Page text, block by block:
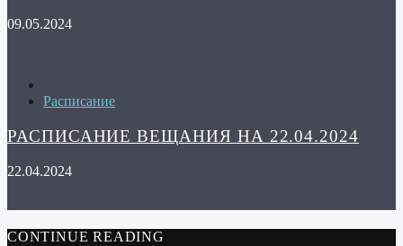
09.05.2024
Расписание
РАСПИСАНИЕ ВЕЩАНИЯ НА 22.04.2024
22.04.2024
CONTINUE READING